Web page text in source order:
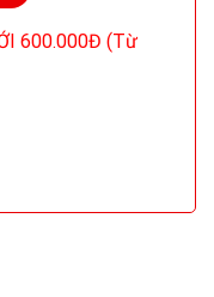
600.000Đ (Từ